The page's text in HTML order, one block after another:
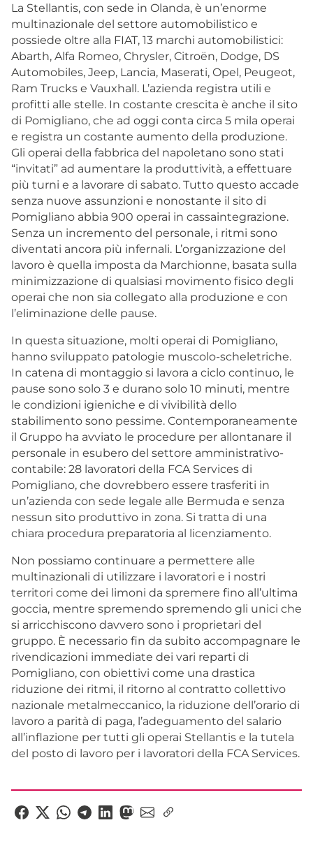
La Stellantis, con sede in Olanda, è un’enorme
multinazionale del settore automobilistico e
possiede oltre alla FIAT, 13 marchi automobilistici:
Abarth, Alfa Romeo, Chrysler, Citroën, Dodge, DS
Automobiles, Jeep, Lancia, Maserati, Opel, Peugeot,
Ram Trucks e Vauxhall. L’azienda registra utili e
profitti alle stelle. In costante crescita è anche il sito
di Pomigliano, che ad oggi conta circa 5 mila operai
e registra un costante aumento della produzione.
Gli operai della fabbrica del napoletano sono stati
“invitati” ad aumentare la produttività, a effettuare
più turni e a lavorare di sabato. Tutto questo accade
senza nuove assunzioni e nonostante il sito di
Pomigliano abbia 900 operai in cassaintegrazione.
Senza un incremento del personale, i ritmi sono
diventati ancora più infernali. L’organizzazione del
lavoro è quella imposta da Marchionne, basata sulla
minimizzazione di qualsiasi movimento fisico degli
operai che non sia collegato alla produzione e con
l’eliminazione delle pause.
In questa situazione, molti operai di Pomigliano,
hanno sviluppato patologie muscolo-scheletriche.
In catena di montaggio si lavora a ciclo continuo, le
pause sono solo 3 e durano solo 10 minuti, mentre
le condizioni igieniche e di vivibilità dello
stabilimento sono pessime. Contemporaneamente
il Gruppo ha avviato le procedure per allontanare il
personale in esubero del settore amministrativo-
contabile: 28 lavoratori della FCA Services di
Pomigliano, che dovrebbero essere trasferiti in
un’azienda con sede legale alle Bermuda e senza
nessun sito produttivo in zona. Si tratta di una
chiara procedura preparatoria al licenziamento.
Non possiamo continuare a permettere alle
multinazionali di utilizzare i lavoratori e i nostri
territori come dei limoni da spremere fino all’ultima
goccia, mentre spremendo spremendo gli unici che
si arricchiscono davvero sono i proprietari del
gruppo. È necessario fin da subito accompagnare le
rivendicazioni immediate dei vari reparti di
Pomigliano, con obiettivi come una drastica
riduzione dei ritmi, il ritorno al contratto collettivo
nazionale metalmeccanico, la riduzione dell’orario di
lavoro a parità di paga, l’adeguamento del salario
all’inflazione per tutti gli operai Stellantis e la tutela
del posto di lavoro per i lavoratori della FCA Services.